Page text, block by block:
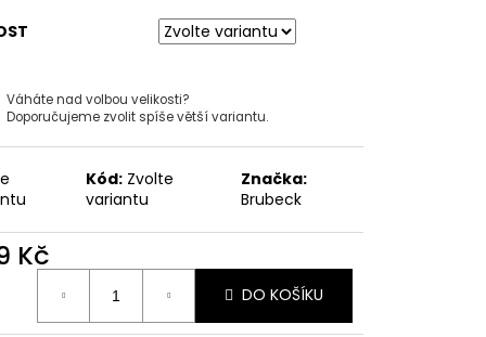
Váháte nad volbou velikosti?
Doporučujeme zvolit spíše větší variantu.
Kód: Zvolte
variantu
Značka:
Brubeck
Kč
DO KOŠÍKU
HIPSTER
KS.